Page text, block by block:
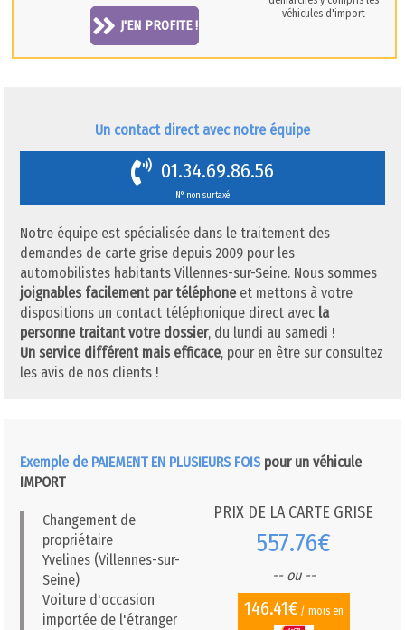
J'EN PROFITE !
véhicules d'import
Un contact direct avec notre équipe
01.34.69.86.56
N° non surtaxé
Notre équipe est spécialisée dans le traitement des
demandes de carte grise depuis 2009 pour les
automobilistes habitants Villennes-sur-Seine. Nous sommes
joignables facilement par téléphone et mettons à votre
dispositions un contact téléphonique direct avec la
personne traitant votre dossier, du lundi au samedi !
Un service différent mais efficace, pour en être sur consultez
les avis de nos clients !
Exemple de PAIEMENT EN PLUSIEURS FOIS pour un véhicule
IMPORT
Changement de
propriétaire
Yvelines (Villennes-sur-
Seine)
Voiture d'occasion
importée de l'étranger
PRIX DE LA CARTE GRISE
557.76€
-- ou --
146.41€/ mois en